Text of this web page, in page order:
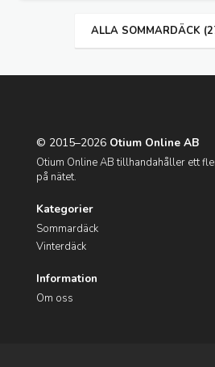
ALLA SOMMARDÄCK
© 2015–2026 Otium Online AB
Otium Online AB tillhandahåller ett
på nätet.
Kategorier
Sommardäck
Vinterdäck
Information
Om oss